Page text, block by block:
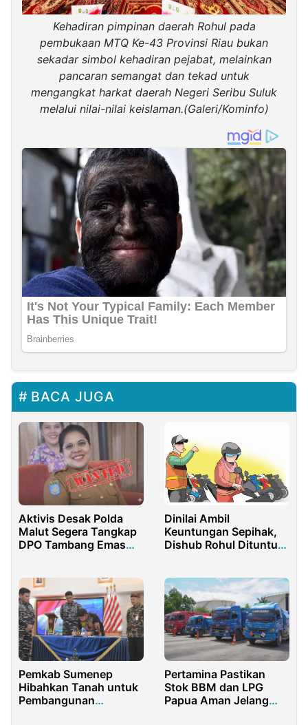
Kehadiran pimpinan daerah Rohul pada
pembukaan MTQ Ke-43 Provinsi Riau bukan
sekadar simbol kehadiran pejabat, melainkan
pancaran semangat dan tekad untuk
mengangkat harkat daerah Negeri Seribu Suluk
melalui nilai-nilai keislaman.(Galeri/Kominfo)
BACA JUGA
Aktivis Desak Polda
Malut Segera Tangkap
DPO Tambang Emas
Dinilai Ambil
Keuntungan Sepihak,
Dishub Rohul Dituntut
Parkir Ujung Batu
Pemkab Sumenep
Hibahkan Tanah untuk
Pembangunan
Pertamina Pastikan
Stok BBM dan LPG
Papua Aman Jelang